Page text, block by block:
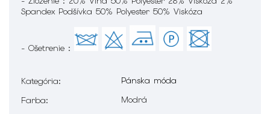
Spandex Podšívka 50% Polyester 50% Viskóza
- Ošetrenie :
Kategória:
Pánska móda
Farba: Modrá